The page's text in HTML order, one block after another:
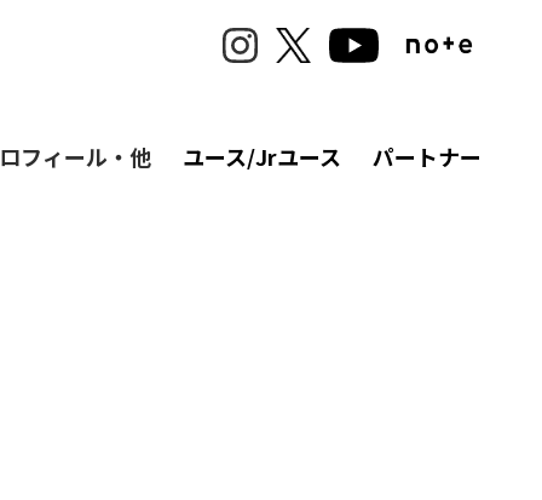
フィール・他 ユース/Jrユース パートナー